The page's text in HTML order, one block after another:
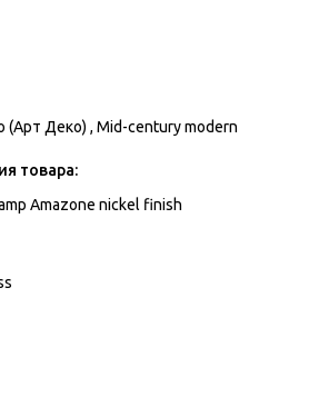
(Арт Деко) , Mid-century modern
товара:
Amazone nickel finish